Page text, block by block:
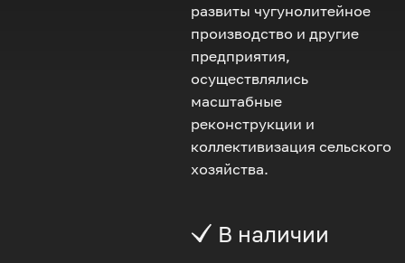
развиты чугунолитейное
производство и другие
предприятия,
осуществлялись
масштабные
реконструкции и
коллективизация сельского
хозяйства.
В наличии